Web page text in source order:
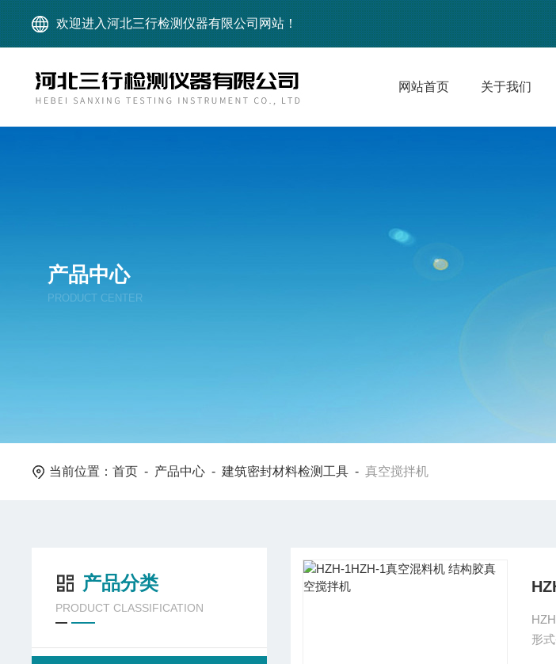
欢迎进入河北三行检测仪器有限公司网站！
网站首页 关于我们
产品中心
PRODUCT CENTER
当前位置：首页 - 产品中心 -建筑密封材料检测工具 -真空搅拌机
产品分类
PRODUCT CLASSIFICATION
形